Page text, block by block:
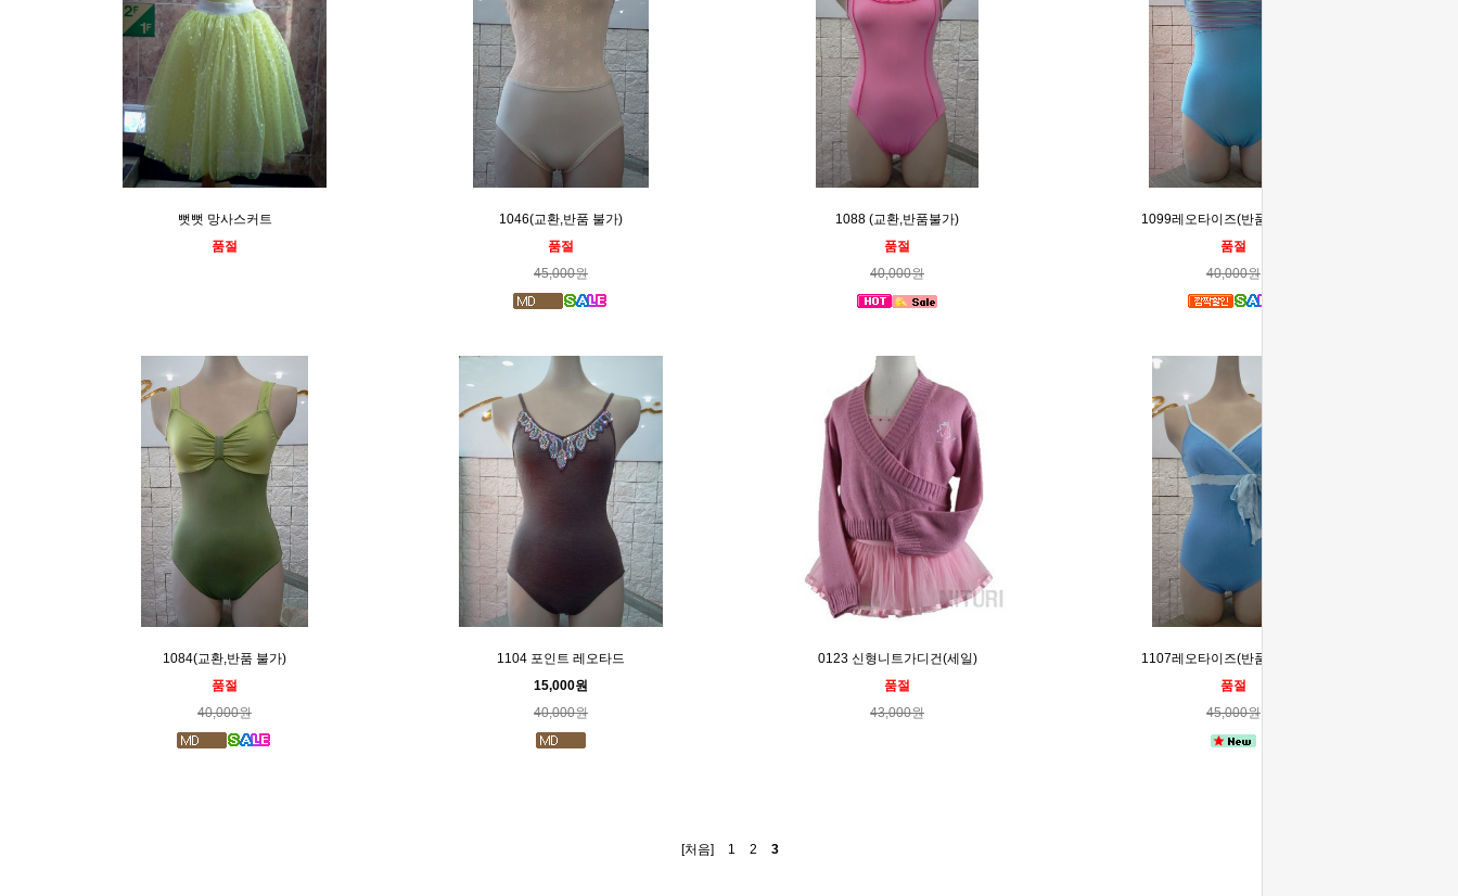
뻣뻣 망사스커트
품절
1046(교환,반품 불가)
품절
45,000원
1088 (교환,반품불가)
품절
40,000원
1099레오타이즈(반품,교환)불가
품절
40,000원
1084(교환,반품 불가)
품절
40,000원
1104 포인트 레오타드
15,000원
40,000원
0123 신형니트가디건(세일)
품절
43,000원
1107레오타이즈(반품,교환)불가
품절
45,000원
[처음] 1 2 3